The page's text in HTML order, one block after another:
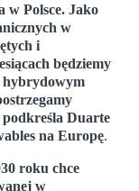
w Polsce. Jako
w
i
będziemy
hybrydowym
Duarte
na Europę.
roku chce
w